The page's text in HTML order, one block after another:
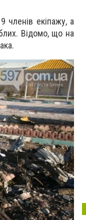
членів екіпажу, а
Відомо, що на